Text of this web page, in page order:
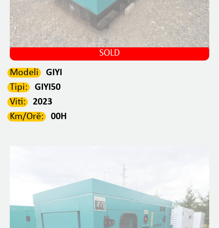
SOLD
Modeli
GIYI
Tipi:
GIYI50
Viti:
2023
Km/Orë:
00H